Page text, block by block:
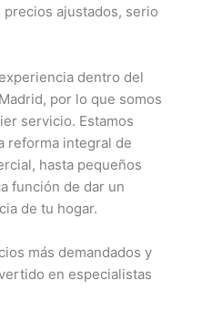
ajustados, serio
dentro del
por lo que somos
servicio. Estamos
reforma integral de
hasta pequeños
función de dar un
de tu hogar.
más demandados y
en especialistas